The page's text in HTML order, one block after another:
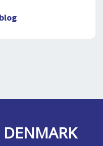
DENMARK